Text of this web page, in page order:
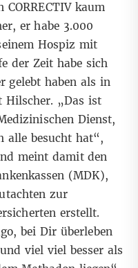
CORRECTIV kaum
er habe 3.000
Hospiz mit
der Zeit habe sich
gelebt haben als in
Hilscher. „Das ist
Dienst,
alle besucht hat“,
meint damit den
(MDK),
zur
erstellt.
bei Dir überleben
viel viel besser als